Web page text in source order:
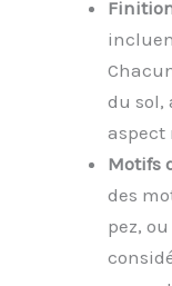
du sol,
aspect
Motifs
des
pez,